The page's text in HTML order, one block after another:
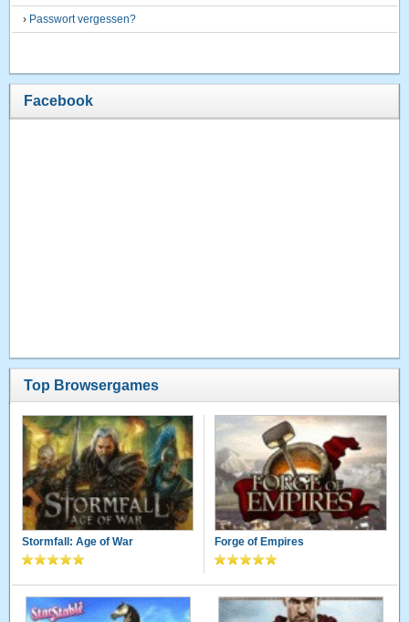
› Passwort vergessen?
Facebook
Top Browsergames
Stormfall: Age of War Forge of Empires